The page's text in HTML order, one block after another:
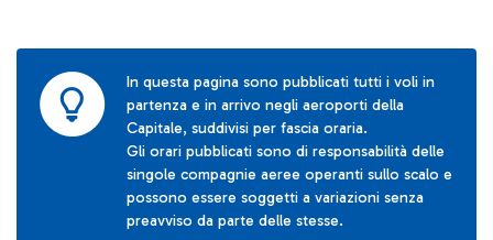
In questa pagina sono pubblicati tutti i voli in
partenza e in arrivo negli aeroporti della
Capitale, suddivisi per fascia oraria.
Gli orari pubblicati sono di responsabilità delle
singole compagnie aeree operanti sullo scalo e
possono essere soggetti a variazioni senza
preavviso da parte delle stesse.